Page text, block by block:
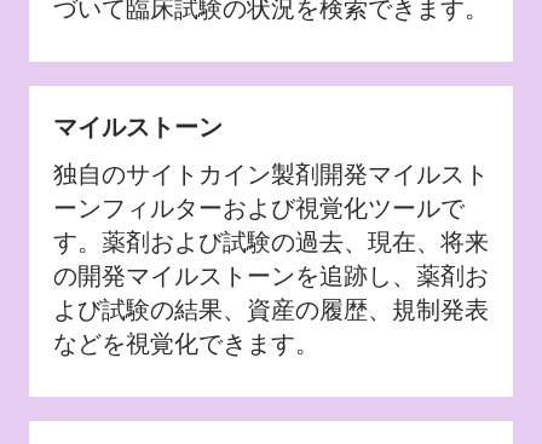
づいて臨床試験の状況を検索できます。
マイルストーン
独自のサイトカイン製剤開発マイルスト
ーンフィルターおよび視覚化ツールで
す。薬剤および試験の過去、現在、将来
の開発マイルストーンを追跡し、薬剤お
よび試験の結果、資産の履歴、規制発表
などを視覚化できます。